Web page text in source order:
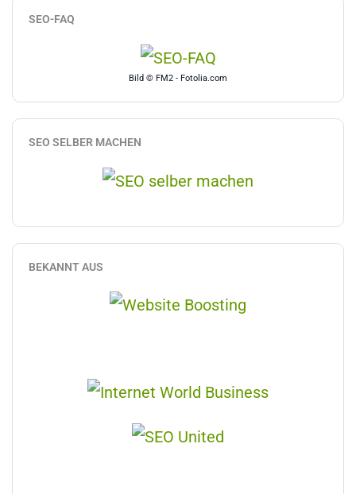
SEO-FAQ
Bild © FM2 - Fotolia.com
SEO SELBER MACHEN
BEKANNT AUS